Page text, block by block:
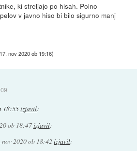
ki streljajo po hisah. Polno
v javno hiso bi bilo sigurno manj
17. nov 2020 ob 19:16)
18:55izjavil:
ob 18:47izjavil:
nov 2020 ob 18:42izjavil: